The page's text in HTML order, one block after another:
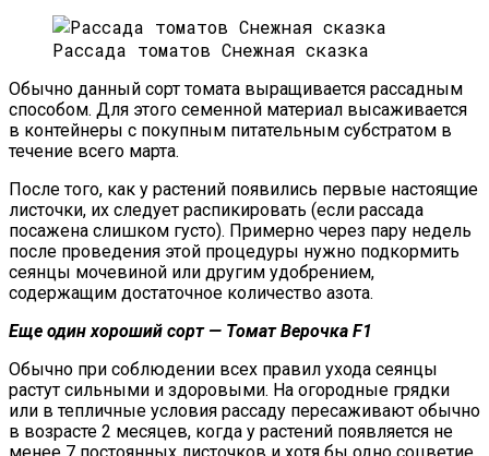
Рассада томатов Снежная сказка
Обычно данный сорт томата выращивается рассадным
способом. Для этого семенной материал высаживается
в контейнеры с покупным питательным субстратом в
течение всего марта.
После того, как у растений появились первые настоящие
листочки, их следует распикировать (если рассада
посажена слишком густо). Примерно через пару недель
после проведения этой процедуры нужно подкормить
сеянцы мочевиной или другим удобрением,
содержащим достаточное количество азота.
Еще один хороший сорт — Томат Верочка F1
Обычно при соблюдении всех правил ухода сеянцы
растут сильными и здоровыми. На огородные грядки
или в тепличные условия рассаду пересаживают обычно
в возрасте 2 месяцев, когда у растений появляется не